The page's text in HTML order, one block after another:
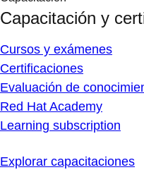
Capacitación y
Cursos y exámenes
Certificaciones
Evaluación de
Red Hat Academy
Learning subscription
Explorar capacitaciones